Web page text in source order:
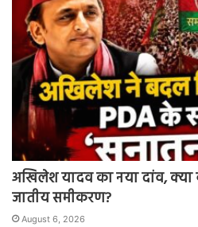
अखिलेश यादव का नया दांव,
जातीय समीकरण?
August 6, 2026